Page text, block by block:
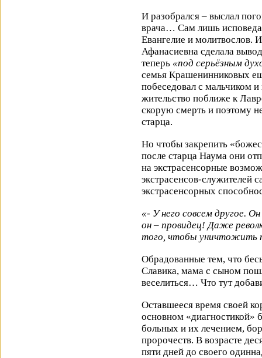
И разобрался – выслал
врача… Сам лишь
Евангелие и молитвослов.
Афанасиевна сделала
теперь «под серьёзным
семья Крашенинниковых
побеседовал с мальчиком
жительство поближе к
скорую смерть и поэтому
старца.
Но чтобы закрепить
после старца Наума они
на экстрасенсорные
экстрасенсов-служителей
экстрасенсорных
«- У него совсем другое.
он – провидец! Даже
того, чтобы уничтожить
Обрадованные тем, что
Славика, мама с сыном
веселиться… Что тут
Оставшееся время своей
основном
больных и их лечением,
пророчеств. В возрасте
пяти дней до своего